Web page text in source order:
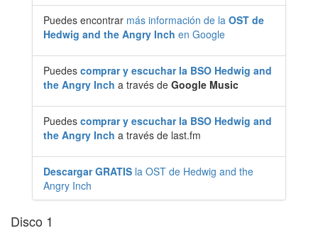
Puedes encontrar más información de la OST de
Hedwig and the Angry Inch en Google
Puedes comprar y escuchar la BSO Hedwig and
the Angry Inch a través de Google Music
Puedes comprar y escuchar la BSO Hedwig and
the Angry Inch a través de last.fm
Descargar GRATIS la OST de Hedwig and the
Angry Inch
Disco 1